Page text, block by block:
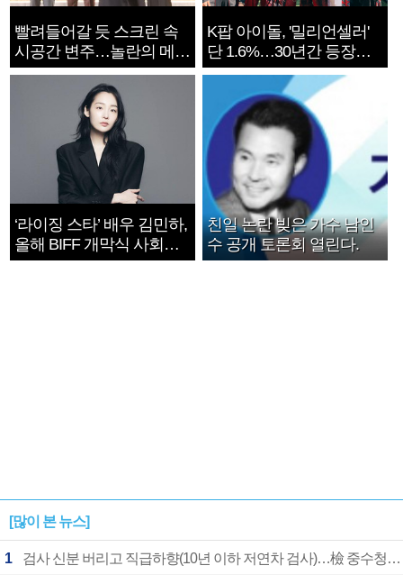
빨려들어갈 듯 스크린 속
시공간 변주…놀란의 메시
지는 ‘전쟁 속죄’
K팝 아이돌, '밀리언셀러'
단 1.6%…30년간 등장
1182개팀 전수조사
‘라이징 스타’ 배우 김민하,
올해 BIFF 개막식 사회자
확정
친일 논란 빚은 가수 남인
수 공개 토론회 열린다.
[많이 본 뉴스]
1 검사 신분 버리고 직급하향(10년 이하 저연차 검사)…檢 중수청행 기피